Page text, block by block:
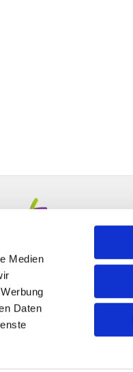
Medien
Daten